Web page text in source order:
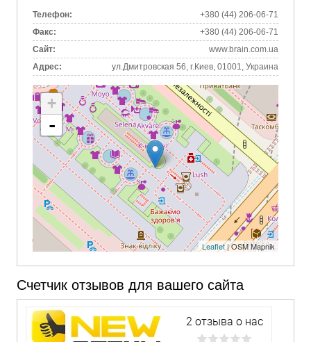
Телефон:
+380 (44) 206-06-71
Факс:
+380 (44) 206-06-71
Сайт:
www.brain.com.ua
Адрес:
ул.Дмитровская 56, г.Киев, 01001, Украина
+
-
Leaflet| OSM Mapnik
Счетчик отзывов для вашего сайта